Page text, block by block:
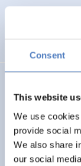
Consent
This website
We use
provide social
We also share
our social
STone
Impact